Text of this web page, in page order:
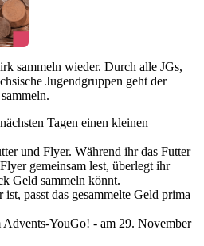
sammeln wieder. Durch alle JGs,
Jugendgruppen geht der
Tagen einen kleinen
und Flyer. Während ihr das Futter
gemeinsam lest, überlegt ihr
Geld sammeln könnt.
ist, passt das gesammelte Geld prima
YouGo! - am 29. November